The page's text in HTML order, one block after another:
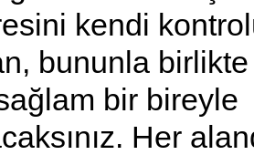
kendi
bununla birlikte
bir bireyle
Her